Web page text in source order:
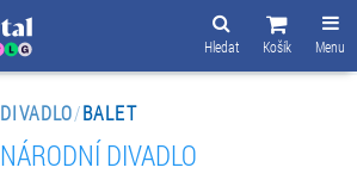
Menu
Košík
Hledat
DIVADLO/BALET
NÁRODNÍ DIVADLO